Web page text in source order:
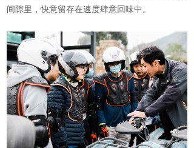
间隙里，快意留存在速度肆意回味中。